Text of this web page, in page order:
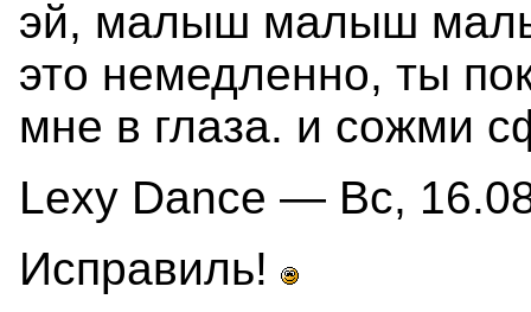
эй, малыш малыш
это немедленно, ты
мне в глаза. и сожми
Lexy Dance — Вс,
Исправиль!